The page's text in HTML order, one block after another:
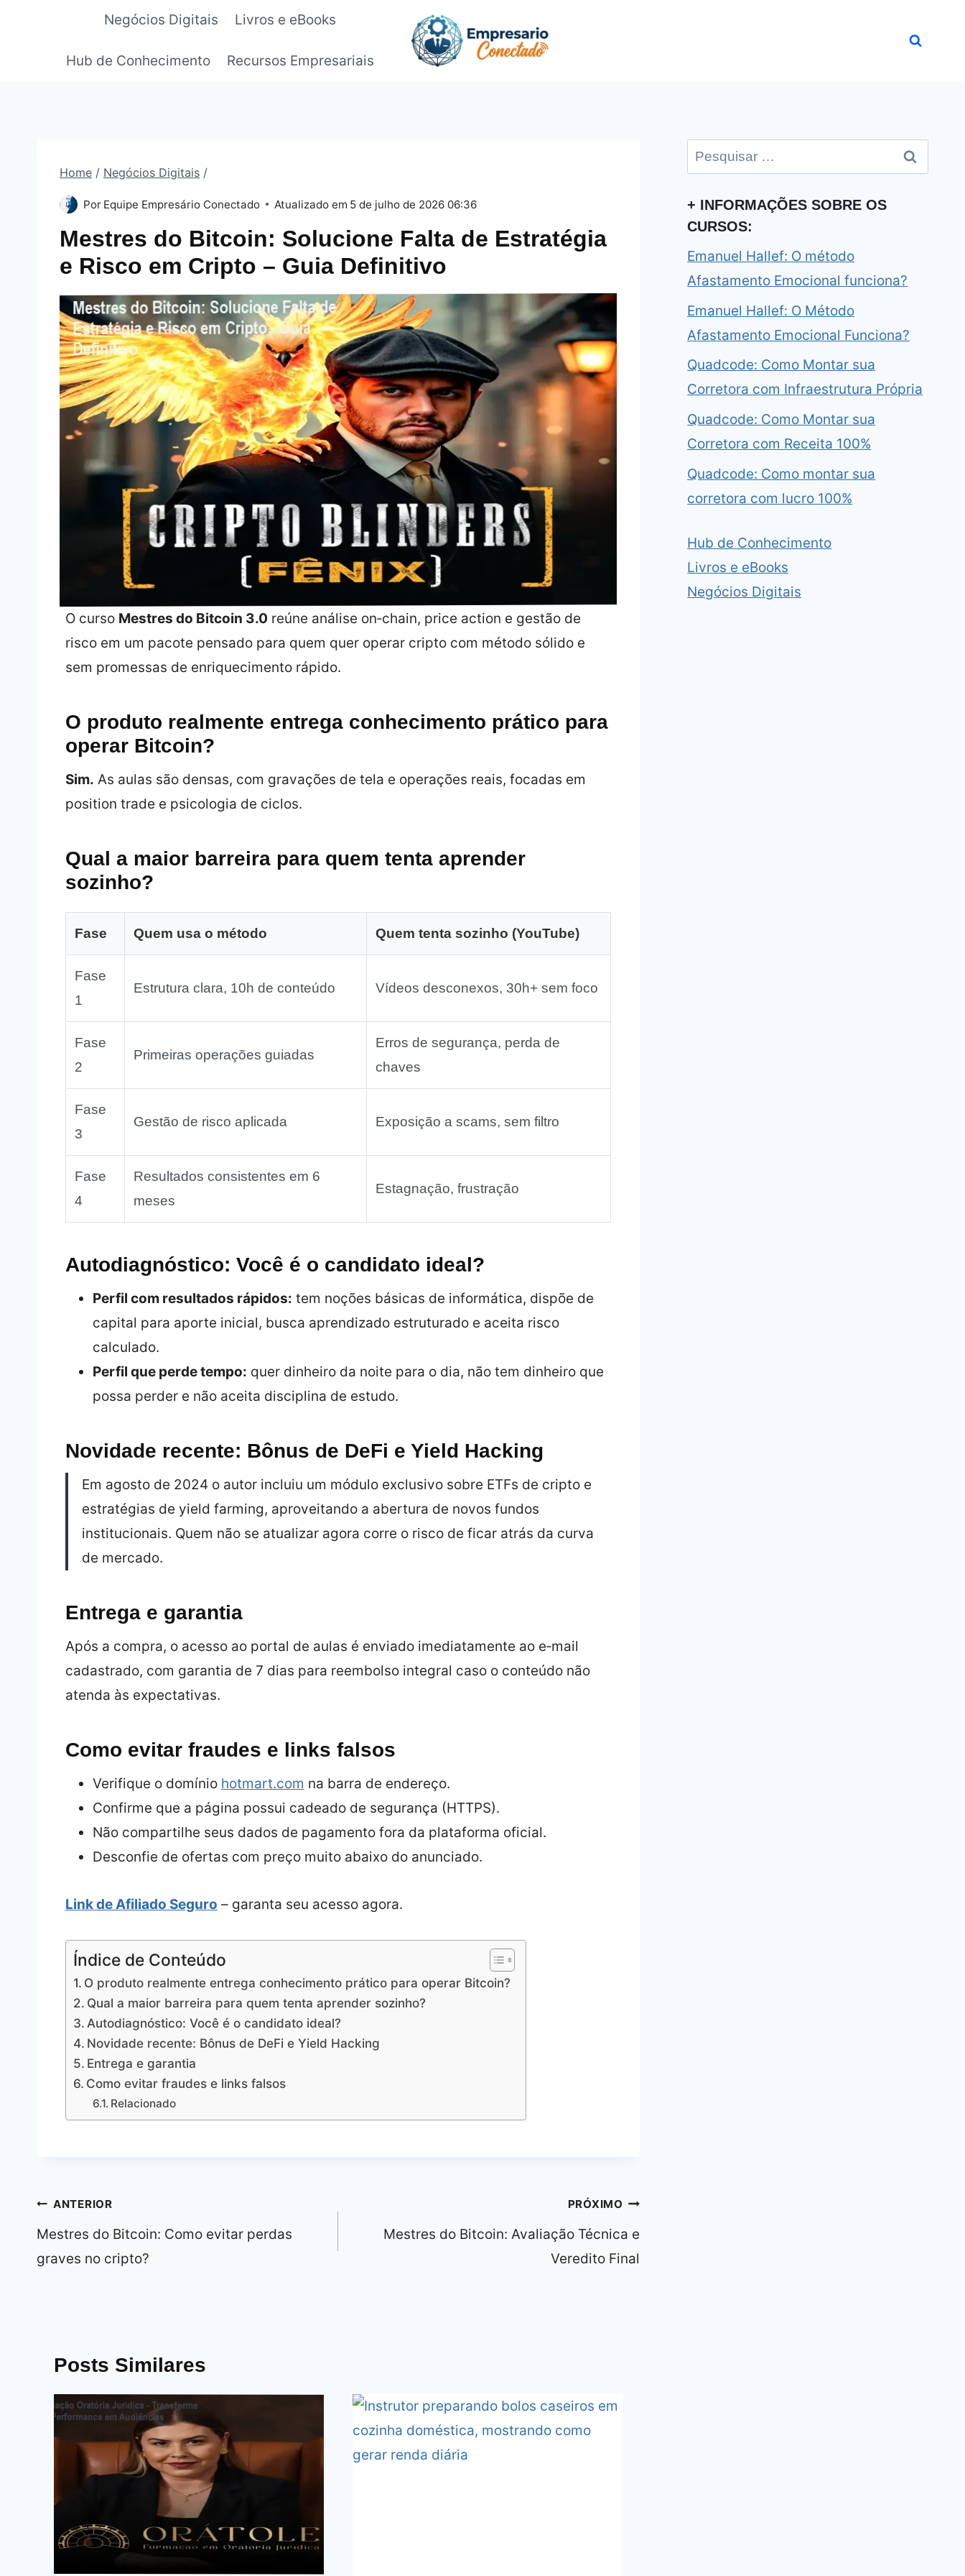
Negócios Digitais Livros e eBooks
Hub de Conhecimento Recursos Empresariais
Home / Negócios Digitais /
Por Equipe Empresário Conectado Atualizado em 5 de julho de 2026 06:36
Mestres do Bitcoin: Solucione Falta de Estratégia
e Risco em Cripto – Guia Definitivo
O curso Mestres do Bitcoin 3.0 reúne análise on‑chain, price action e gestão de
risco em um pacote pensado para quem quer operar cripto com método sólido e
sem promessas de enriquecimento rápido.
O produto realmente entrega conhecimento prático para
operar Bitcoin?
Sim. As aulas são densas, com gravações de tela e operações reais, focadas em
position trade e psicologia de ciclos.
Qual a maior barreira para quem tenta aprender
sozinho?
Fase Quem usa o método Quem tenta sozinho (YouTube)
Fase
1
Estrutura clara, 10h de conteúdo Vídeos desconexos, 30h+ sem foco
Fase
2
Primeiras operações guiadas
Erros de segurança, perda de
chaves
Fase
3
Gestão de risco aplicada Exposição a scams, sem filtro
Fase
4
Resultados consistentes em 6
meses
Estagnação, frustração
Autodiagnóstico: Você é o candidato ideal?
Perfil com resultados rápidos: tem noções básicas de informática, dispõe de
capital para aporte inicial, busca aprendizado estruturado e aceita risco
calculado.
Perfil que perde tempo: quer dinheiro da noite para o dia, não tem dinheiro que
possa perder e não aceita disciplina de estudo.
Novidade recente: Bônus de DeFi e Yield Hacking
Em agosto de 2024 o autor incluiu um módulo exclusivo sobre ETFs de cripto e
estratégias de yield farming, aproveitando a abertura de novos fundos
institucionais. Quem não se atualizar agora corre o risco de ficar atrás da curva
de mercado.
Entrega e garantia
Após a compra, o acesso ao portal de aulas é enviado imediatamente ao e‑mail
cadastrado, com garantia de 7 dias para reembolso integral caso o conteúdo não
atenda às expectativas.
Como evitar fraudes e links falsos
Verifique o domínio hotmart.com na barra de endereço.
Confirme que a página possui cadeado de segurança (HTTPS).
Não compartilhe seus dados de pagamento fora da plataforma oficial.
Desconfie de ofertas com preço muito abaixo do anunciado.
Link de Afiliado Seguro – garanta seu acesso agora.
Índice de Conteúdo
O produto realmente entrega conhecimento prático para operar Bitcoin?
Qual a maior barreira para quem tenta aprender sozinho?
Autodiagnóstico: Você é o candidato ideal?
Novidade recente: Bônus de DeFi e Yield Hacking
Entrega e garantia
Como evitar fraudes e links falsos
Relacionado
Navegação
de
Post
ANTERIOR
Mestres do Bitcoin: Como evitar perdas
graves no cripto?
PRÓXIMO
Mestres do Bitcoin: Avaliação Técnica e
Veredito Final
Posts Similares
Pesquisar
por:
+ INFORMAÇÕES SOBRE OS
CURSOS:
Emanuel Hallef: O método
Afastamento Emocional funciona?
Emanuel Hallef: O Método
Afastamento Emocional Funciona?
Quadcode: Como Montar sua
Corretora com Infraestrutura Própria
Quadcode: Como Montar sua
Corretora com Receita 100%
Quadcode: Como montar sua
corretora com lucro 100%
Hub de Conhecimento
Livros e eBooks
Negócios Digitais